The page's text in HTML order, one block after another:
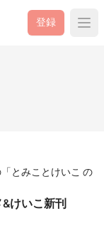
登録
とみことけいこ の
けいこ新刊